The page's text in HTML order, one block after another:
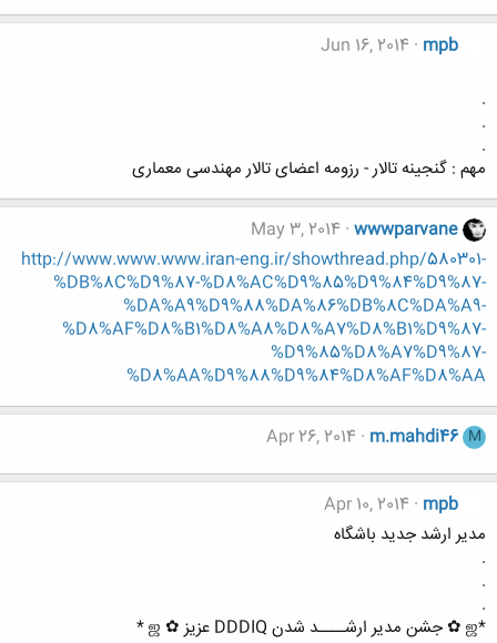
mpb
Jun 16, 2014
.
.
.
مهم : گنجینه تالار - رزومه اعضای تالار مهندسی معماری
wwwparvane
May 3, 2014
http://www.www.www.iran-eng.ir/showthread.php/580301-
%DB%8C%D9%87-%D8%AC%D9%85%D9%84%D9%87-
%DA%A9%D9%88%DA%86%DB%8C%DA%A9-
%D8%AF%D8%B1%D8%A8%D8%A7%D8%B1%D9%87-
%D9%85%D8%A7%D9%87-
%D8%AA%D9%88%D9%84%D8%AF%D8%AA
M
m.mahdi46
Apr 26, 2014
mpb
Apr 10, 2014
مدیر ارشد جدید باشگاه
.
.
.
*ஜ ✿ جشن مدیر ارشــــد شدن DDDIQ عزیز ✿ ஜ *